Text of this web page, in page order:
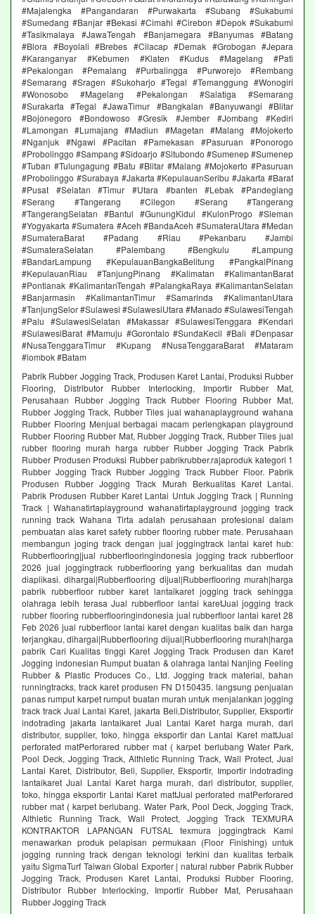
#Majalengka #Pangandaran #Purwakarta #Subang #Sukabumi
#Sumedang #Banjar #Bekasi #Cimahi #Cirebon #Depok #Sukabumi
#Tasikmalaya #JawaTengah #Banjarnegara #Banyumas #Batang
#Blora #Boyolali #Brebes #Cilacap #Demak #Grobogan #Jepara
#Karanganyar #Kebumen #Klaten #Kudus #Magelang #Pati
#Pekalongan #Pemalang #Purbalingga #Purworejo #Rembang
#Semarang #Sragen #Sukoharjo #Tegal #Temanggung #Wonogiri
#Wonosobo #Magelang #Pekalongan #Salatiga #Semarang
#Surakarta #Tegal #JawaTimur #Bangkalan #Banyuwangi #Blitar
#Bojonegoro #Bondowoso #Gresik #Jember #Jombang #Kediri
#Lamongan #Lumajang #Madiun #Magetan #Malang #Mojokerto
#Nganjuk #Ngawi #Pacitan #Pamekasan #Pasuruan #Ponorogo
#Probolinggo #Sampang #Sidoarjo #Situbondo #Sumenep #Sumenep
#Tuban #Tulungagung #Batu #Blitar #Malang #Mojokerto #Pasuruan
#Probolinggo #Surabaya #Jakarta #KepulauanSeribu #Jakarta #Barat
#Pusat #Selatan #Timur #Utara #banten #Lebak #Pandeglang
#Serang #Tangerang #Cilegon #Serang #Tangerang
#TangerangSelatan #Bantul #GunungKidul #KulonProgo #Sleman
#Yogyakarta #Sumatera #Aceh #BandaAceh #SumateraUtara #Medan
#SumateraBarat #Padang #Riau #Pekanbaru #Jambi
#SumateraSelatan #Palembang #Bengkulu #Lampung
#BandarLampung #KepulauanBangkaBelitung #PangkalPinang
#KepulauanRiau #TanjungPinang #Kalimatan #KalimantanBarat
#Pontianak #KalimantanTengah #PalangkaRaya #KalimantanSelatan
#Banjarmasin #KalimantanTimur #Samarinda #KalimantanUtara
#TanjungSelor #Sulawesi #SulawesiUtara #Manado #SulawesiTengah
#Palu #SulawesiSelatan #Makassar #SulawesiTenggara #Kendari
#SulawesiBarat #Mamuju #Gorontalo #SundaKecil #Bali #Denpasar
#NusaTenggaraTimur #Kupang #NusaTenggaraBarat #Mataram
#lombok #Batam
Pabrik Rubber Jogging Track, Produsen Karet Lantai, Produksi Rubber
Flooring, Distributor Rubber Interlocking, Importir Rubber Mat,
Perusahaan Rubber Jogging Track Rubber Flooring Rubber Mat,
Rubber Jogging Track, Rubber Tiles jual wahanaplayground wahana
Rubber Flooring Menjual berbagai macam perlengkapan playground
Rubber Flooring Rubber Mat, Rubber Jogging Track, Rubber Tiles jual
rubber flooring murah harga rubber Rubber Jogging Track Pabrik
Rubber Produsen Produksi Rubber pabrikrubber.rajaproduk kategori 1
Rubber Jogging Track Rubber Jogging Track Rubber Floor. Pabrik
Produsen Rubber Jogging Track Murah Berkualitas Karet Lantai.
Pabrik Produsen Rubber Karet Lantai Untuk Jogging Track | Running
Track | Wahanatirtaplayground wahanatirtaplayground jogging track
running track Wahana Tirta adalah perusahaan profesional dalam
pembuatan alas karet safety rubber flooring rubber mate. Perusahaan
membangun joging track dengan jual joggingtrack lantai karet hub:
Rubberflooring|jual rubberflooringindonesia jogging track rubberfloor
2026 jual joggingtrack rubberflooring yang berkualitas dan mudah
diaplikasi. dihargai|Rubberflooring dijual|Rubberflooring murah|harga
pabrik rubberfloor rubber karet lantaikaret jogging track sehingga
olahraga lebih terasa Jual rubberfloor lantai karetJual jogging track
rubber flooring rubberflooringindonesia jual rubberfloor lantai karet 28
Feb 2026 jual rubberfloor lantai karet dengan kualitas baik dan harga
terjangkau, dihargai|Rubberflooring dijual|Rubberflooring murah|harga
pabrik Cari Kualitas tinggi Karet Jogging Track Produsen dan Karet
Jogging indonesian Rumput buatan & olahraga lantai Nanjing Feeling
Rubber & Plastic Produces Co., Ltd. Jogging track material, bahan
runningtracks, track karet produsen FN D150435. langsung penjualan
panas rumput karpet rumput buatan murah untuk menjalankan jogging
track track Jual Lantai Karet, jakarta Beli,Distributor, Supplier, Eksportir
indotrading jakarta lantaikaret Jual Lantai Karet harga murah, dari
distributor, supplier, toko, hingga eksportir dan Lantai Karet mattJual
perforated matPerforared rubber mat ( karpet berlubang Water Park,
Pool Deck, Jogging Track, Althletic Running Track, Wall Protect, Jual
Lantai Karet, Distributor, Beli, Supplier, Eksportir, Importir indotrading
lantaikaret Jual Lantai Karet harga murah, dari distributor, supplier,
toko, hingga eksportir Lantai Karet mattJual perforated matPerforared
rubber mat ( karpet berlubang. Water Park, Pool Deck, Jogging Track,
Althletic Running Track, Wall Protect, Jogging Track TEXMURA
KONTRAKTOR LAPANGAN FUTSAL texmura joggingtrack Kami
menawarkan produk pelapisan permukaan (Floor Finishing) untuk
jogging running track dengan teknologi terkini dan kualitas terbaik
yaitu SigmaTurf Taiwan Global Exporter | natural rubber Pabrik Rubber
Jogging Track, Produsen Karet Lantai, Produksi Rubber Flooring,
Distributor Rubber Interlocking, Importir Rubber Mat, Perusahaan
Rubber Jogging Track